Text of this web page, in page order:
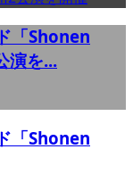
「Shonen
演を...
「Shonen